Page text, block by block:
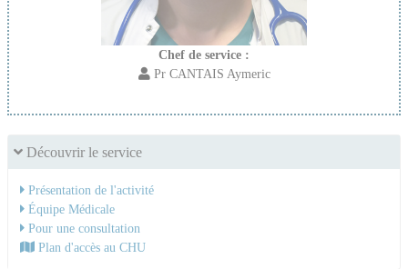
Chef de service :
Pr CANTAIS Aymeric
Découvrir le service
Présentation de l'activité
Équipe Médicale
Pour une consultation
Plan d'accès au CHU